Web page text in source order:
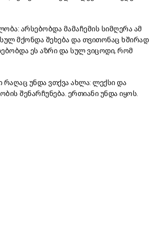
არსებობდა მამაჩემის სიმღერა ამ
მქონდა შეხება და თვითონაც ხშირად
ეს აზრი და სულ ვიცოდი, რომ
უნდა ვთქვა ახლა: ლექსი და
შენარჩუნება. ერთიანი უნდა იყოს.